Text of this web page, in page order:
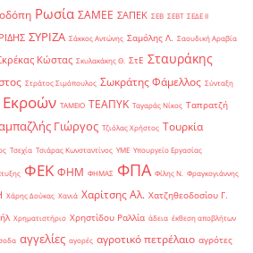
Ρωσία ΣΑΜΕΕ ΣΑΠΕΚ ΣΕΒ ΣΕΒΤ ΣΕΔΕ ΙΙ
ΣΥΡΙΖΑ Σάκκος Αντώνης Σαμόλης Λ. Σαουδική Αραβία
Κώστας Σκυλακάκης Θ. ΣτΕ Σταυράκης
Στράτος Σιμόπουλος Σωκράτης Φάμελλος Σύνταξη
ΤΑΜΕΙΟ ΤΕΑΠΥΚ Ταγαράς Νίκος Ταπρατζή
Γιώργος Τζιόλας Χρήστος Τουρκία
Τσεχία Τσιάρας Κωνσταντίνος ΥΜΕ Υπουργείο Εργασίας
ΦΕΚ ΦΗΜ ΦΗΜΑΣ ΦΠΑ Φίλης Ν. Φραγκογιάννης
Χάρης Δούκας Χανιά Χαρίτσης Αλ. Χατζηθεοδοσίου Γ.
Χρηματιστήριο Χρηστίδου Ραλλία άδεια έκθεση αποβλήτων
αγγελίες αγορές αγροτικό πετρέλαιο αγρότες